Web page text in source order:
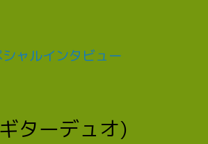
ャルインタビュー
ターデュオ)